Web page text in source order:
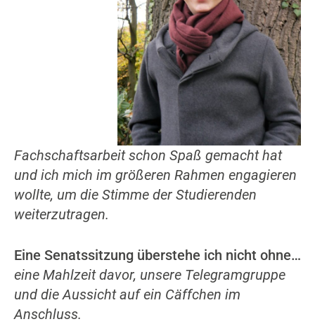
Fachschaftsarbeit schon Spaß gemacht hat
und ich mich im größeren Rahmen engagieren
wollte, um die Stimme der Studierenden
weiterzutragen.
Eine Senatssitzung überstehe ich nicht ohne…
eine Mahlzeit davor, unsere Telegramgruppe
und die Aussicht auf ein Cäffchen im
Anschluss.